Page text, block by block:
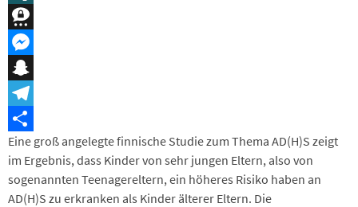
XING
Threema
Messenger
Snapchat
Telegram
Teilen
Eine groß angelegte finnische Studie zum Thema AD(H)S zeigt
im Ergebnis, dass Kinder von sehr jungen Eltern, also von
sogenannten Teenagereltern, ein höheres Risiko haben an
AD(H)S zu erkranken als Kinder älterer Eltern. Die